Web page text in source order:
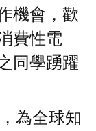
機會，歡
費性電
同學踴躍
為全球知